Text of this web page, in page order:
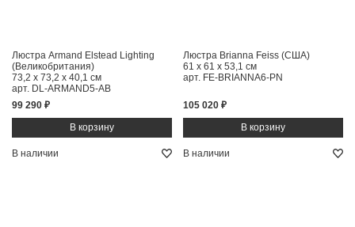
Люстра Armand Elstead Lighting
(Великобритания)
73,2 x 73,2 x 40,1 см
арт. DL-ARMAND5-AB
99 290 ₽
Люстра Brianna Feiss (США)
61 x 61 x 53,1 см
арт. FE-BRIANNA6-PN
105 020 ₽
В наличии В наличии